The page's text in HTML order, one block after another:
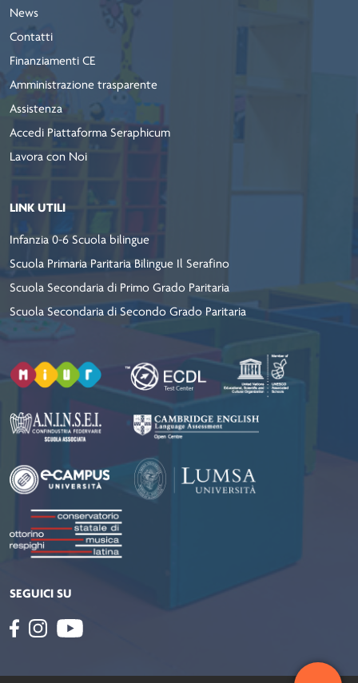
News
Contatti
Finanziamenti CE
Amministrazione trasparente
Assistenza
Accedi Piattaforma Seraphicum
Lavora con Noi
LINK UTILI
Infanzia 0-6 Scuola bilingue
Scuola Primaria Paritaria Bilingue Il Serafino
Scuola Secondaria di Primo Grado Paritaria
Scuola Secondaria di Secondo Grado Paritaria
SEGUICI SU